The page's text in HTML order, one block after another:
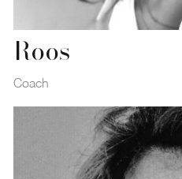
Roos
Coach